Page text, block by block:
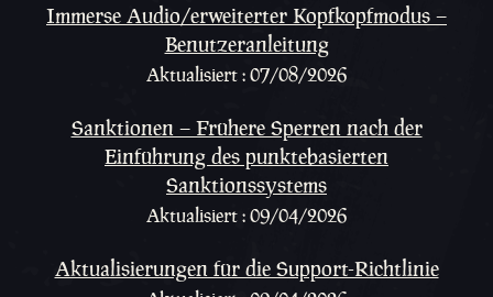
Immerse Audio/erweiterter Kopfkopfmodus –
Benutzeranleitung
Aktualisiert : 07/08/2026
Sanktionen – Frühere Sperren nach der
Einführung des punktebasierten
Sanktionssystems
Aktualisiert : 09/04/2026
Aktualisierungen für die Support-Richtlinie